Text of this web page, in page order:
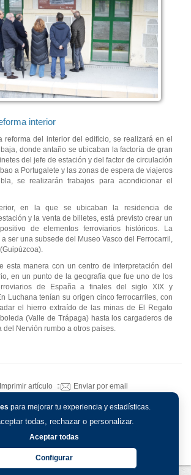
para mejorar tu experiencia y estadísticas.
todas, rechazar o personalizar.
Aceptar todas
Configurar
interior
reforma del interior del edificio, se realizará en el
donde antaño se ubicaban la factoría de gran
del jefe de estación y del factor de circulación
a Portugalete y las zonas de espera de viajeros
se realizarán trabajos para acondicionar el
en la que se ubicaban la residencia de
y la venta de billetes, está previsto crear un
de elementos ferroviarios históricos. La
ser una subsede del Museo Vasco del Ferrocarril,
esta manera con un centro de interpretación del
en un punto de la geografía que fue uno de los
de España a finales del siglo XIX y
Luchana tenían su origen cinco ferrocarriles, con
el hierro extraído de las minas de El Regato
(Valle de Trápaga) hasta los cargaderos de
del Nervión rumbo a otros países.
Imprimir artículo Enviar por email